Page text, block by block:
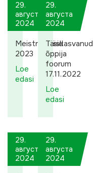
29.
августа
2024
Meistriklassid
2023
Loe
edasi
29.
августа
2024
Täiskasvanud
õppija
foorum
17.11.2022
Loe
edasi
29.
августа
2024
29.
августа
2024